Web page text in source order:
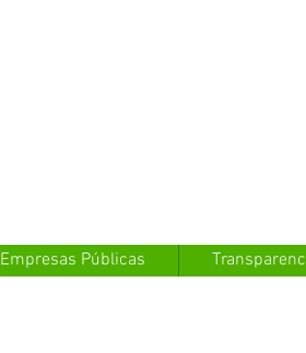
Empresas Públicas